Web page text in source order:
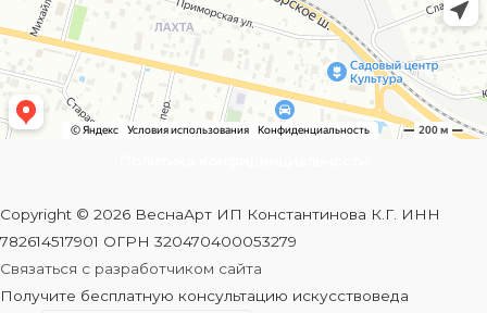
Copyright © 2026 ВеснаАрт ИП Константинова К.Г. ИНН
782614517901 ОГРН 320470400053279
Связаться с разработчиком сайта
Получите бесплатную консультацию искусствоведа